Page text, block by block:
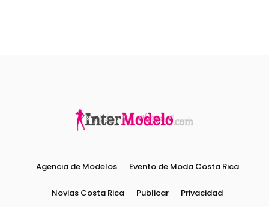
Agencia de Modelos Evento de Moda Costa Rica
Novias Costa Rica Publicar Privacidad